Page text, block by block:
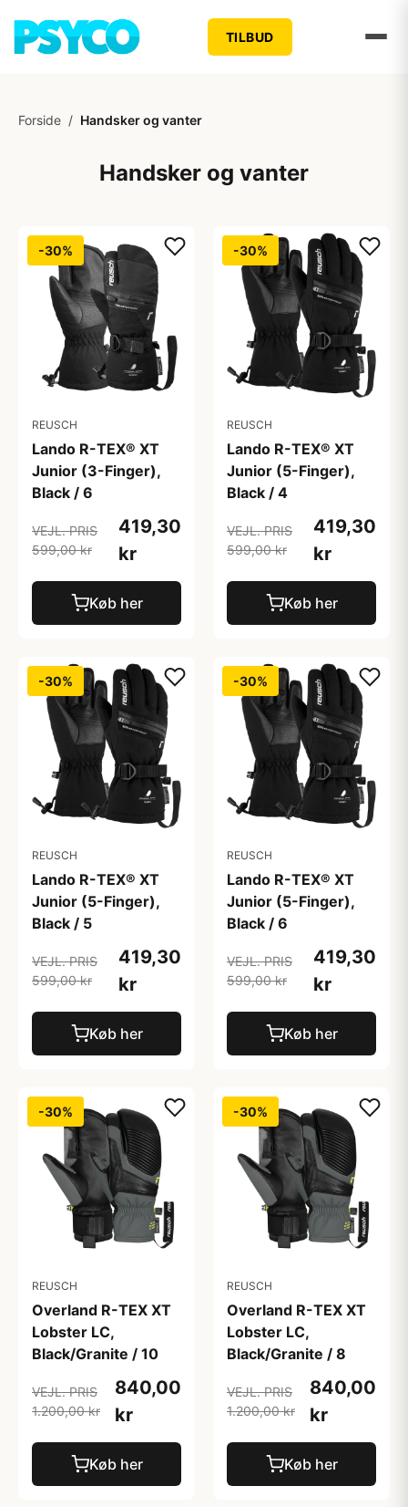
TILBUD
Forside / Handsker og vanter
Handsker og vanter
-30%
REUSCH
Lando R-TEX® XT
Junior (3-Finger),
Black / 6
VEJL. PRIS
599,00 kr
419,30
kr
Køb her
-30%
REUSCH
Lando R-TEX® XT
Junior (5-Finger),
Black / 4
VEJL. PRIS
599,00 kr
419,30
kr
Køb her
-30%
REUSCH
Lando R-TEX® XT
Junior (5-Finger),
Black / 5
VEJL. PRIS
599,00 kr
419,30
kr
Køb her
-30%
REUSCH
Lando R-TEX® XT
Junior (5-Finger),
Black / 6
VEJL. PRIS
599,00 kr
419,30
kr
Køb her
-30%
REUSCH
Overland R-TEX XT
Lobster LC,
Black/Granite / 10
VEJL. PRIS
1.200,00 kr
840,00
kr
Køb her
-30%
REUSCH
Overland R-TEX XT
Lobster LC,
Black/Granite / 8
VEJL. PRIS
1.200,00 kr
840,00
kr
Køb her